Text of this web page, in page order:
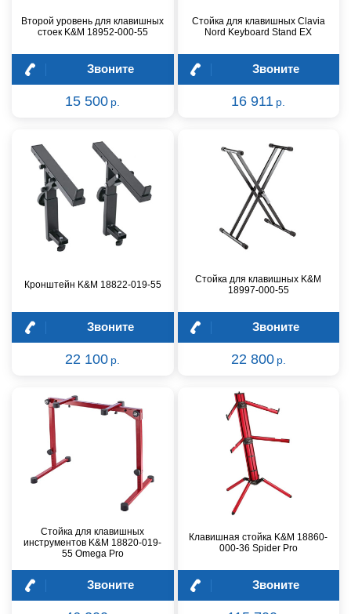
Второй уровень для клавишных
стоек K&M 18952-000-55
Звоните
15 500 р.
Стойка для клавишных Clavia
Nord Keyboard Stand EX
Звоните
16 911 р.
Кронштейн K&M 18822-019-55
Звоните
22 100 р.
Стойка для клавишных K&M
18997-000-55
Звоните
22 800 р.
Стойка для клавишных
инструментов K&M 18820-019-
55 Omega Pro
Звоните
Клавишная стойка K&M 18860-
000-36 Spider Pro
Звоните